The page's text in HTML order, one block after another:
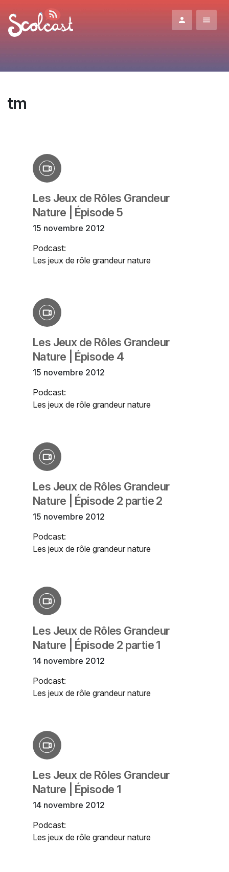
tm
Les Jeux de Rôles Grandeur
Nature | Épisode 5
15 novembre 2012
Podcast:
Les jeux de rôle grandeur nature
Les Jeux de Rôles Grandeur
Nature | Épisode 4
15 novembre 2012
Podcast:
Les jeux de rôle grandeur nature
Les Jeux de Rôles Grandeur
Nature | Épisode 2 partie 2
15 novembre 2012
Podcast:
Les jeux de rôle grandeur nature
Les Jeux de Rôles Grandeur
Nature | Épisode 2 partie 1
14 novembre 2012
Podcast:
Les jeux de rôle grandeur nature
Les Jeux de Rôles Grandeur
Nature | Épisode 1
14 novembre 2012
Podcast:
Les jeux de rôle grandeur nature